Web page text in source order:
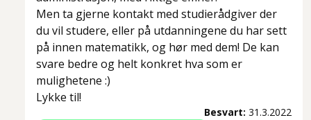
Men ta gjerne kontakt med studierådgiver der
du vil studere, eller på utdanningene du har sett
på innen matematikk, og hør med dem! De kan
svare bedre og helt konkret hva som er
mulighetene :)
Lykke til!
Besvart: 31.3.2022